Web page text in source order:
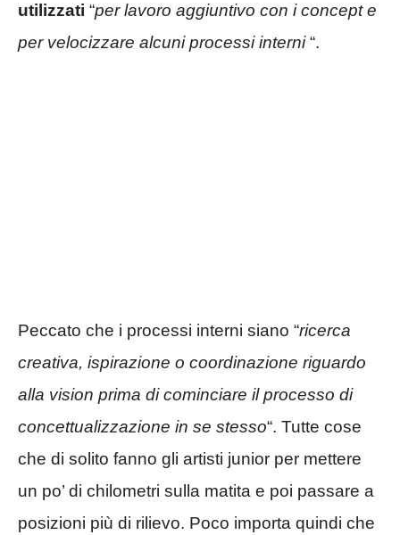
utilizzati “per lavoro aggiuntivo con i concept e
per velocizzare alcuni processi interni“.
Peccato che i processi interni siano “ricerca
creativa, ispirazione o coordinazione riguardo
alla vision prima di cominciare il processo di
concettualizzazione in se stesso“. Tutte cose
che di solito fanno gli artisti junior per mettere
un po’ di chilometri sulla matita e poi passare a
posizioni più di rilievo. Poco importa quindi che